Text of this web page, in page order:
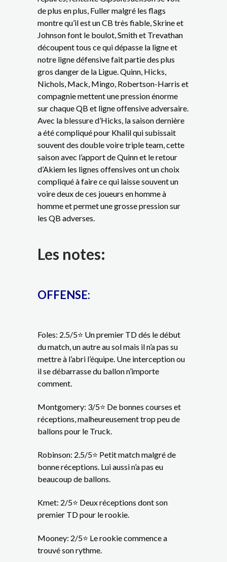
de plus en plus, Fuller malgré les flags
montre qu’il est un CB très fiable, Skrine et
Johnson font le boulot, Smith et Trevathan
découpent tous ce qui dépasse la ligne et
notre ligne défensive fait partie des plus
gros danger de la Ligue. Quinn, Hicks,
Nichols, Mack, Mingo, Robertson-Harris et
compagnie mettent une pression énorme
sur chaque QB et ligne offensive adversaire.
Avec la blessure d’Hicks, la saison dernière
a été compliqué pour Khalil qui subissait
souvent des double voire triple team, cette
saison avec l’apport de Quinn et le retour
d’Akiem les lignes offensives ont un choix
compliqué à faire ce qui laisse souvent un
voire deux de ces joueurs en homme à
homme et permet une grosse pression sur
les QB adverses.
Les notes:
OFFENSE:
Foles: 2.5/5⭐ Un premier TD dés le début
du match, un autre au sol mais il n’a pas su
mettre à l’abri l’équipe. Une interception ou
il se débarrasse du ballon n’importe
comment.
Montgomery: 3/5⭐ De bonnes courses et
réceptions, malheureusement trop peu de
ballons pour le Truck.
Robinson: 2.5/5⭐ Petit match malgré de
bonne réceptions. Lui aussi n’a pas eu
beaucoup de ballons.
Kmet: 2/5⭐ Deux réceptions dont son
premier TD pour le rookie.
Mooney: 2/5⭐ Le rookie commence a
trouvé son rythme.